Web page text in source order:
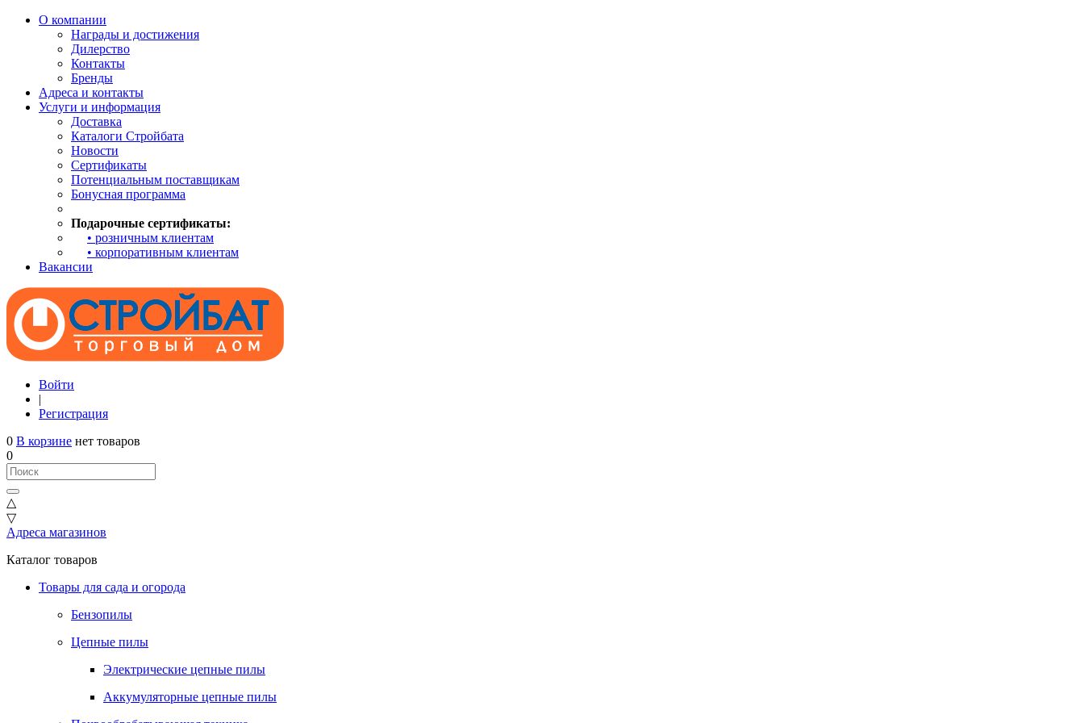
О компании
Награды и достижения
Дилерство
Контакты
Бренды
Адреса и контакты
Услуги и информация
Доставка
Каталоги Стройбата
Новости
Сертификаты
Потенциальным поставщикам
Бонусная программа
Подарочные сертификаты:
• розничным клиентам
• корпоративным клиентам
Вакансии
Войти
|
Регистрация
0 В корзине нет товаров
0
△
▽
Адреса магазинов
Каталог товаров
Товары для сада и огорода
Бензопилы
Цепные пилы
Электрические цепные пилы
Аккумуляторные цепные пилы